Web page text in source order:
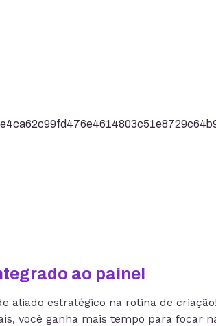
ao painel
aliado estratégico na rotina de
você ganha mais tempo para focar